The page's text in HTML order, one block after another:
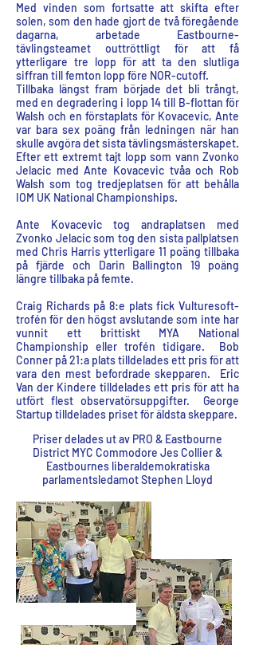
Med vinden som fortsatte att skifta efter
solen, som den hade gjort de två föregående
dagarna, arbetade Eastbourne-
tävlingsteamet outtröttligt för att få
ytterligare tre lopp för att ta den slutliga
siffran till femton lopp före NOR-cutoff.
Tillbaka längst fram började det bli trångt,
med en degradering i lopp 14 till B-flottan för
Walsh och en förstaplats för Kovacevic, Ante
var bara sex poäng från ledningen när han
skulle avgöra det sista tävlingsmästerskapet.
Efter ett extremt tajt lopp som vann Zvonko
Jelacic med Ante Kovacevic tvåa och Rob
Walsh som tog tredjeplatsen för att behålla
IOM UK National Championships.
Ante Kovacevic tog andraplatsen med
Zvonko Jelacic som tog den sista pallplatsen
med Chris Harris ytterligare 11 poäng tillbaka
på fjärde och Darin Ballington 19 poäng
längre tillbaka på femte.
Craig Richards på 8:e plats fick Vulturesoft-
trofén för den högst avslutande som inte har
vunnit ett brittiskt MYA National
Championship eller trofén tidigare. Bob
Conner på 21:a plats tilldelades ett pris för att
vara den mest befordrade skepparen. Eric
Van der Kindere tilldelades ett pris för att ha
utfört flest observatörsuppgifter. George
Startup tilldelades priset för äldsta skeppare.
Priser delades ut av PRO & Eastbourne
District MYC Commodore Jes Collier &
Eastbournes liberaldemokratiska
parlamentsledamot Stephen Lloyd